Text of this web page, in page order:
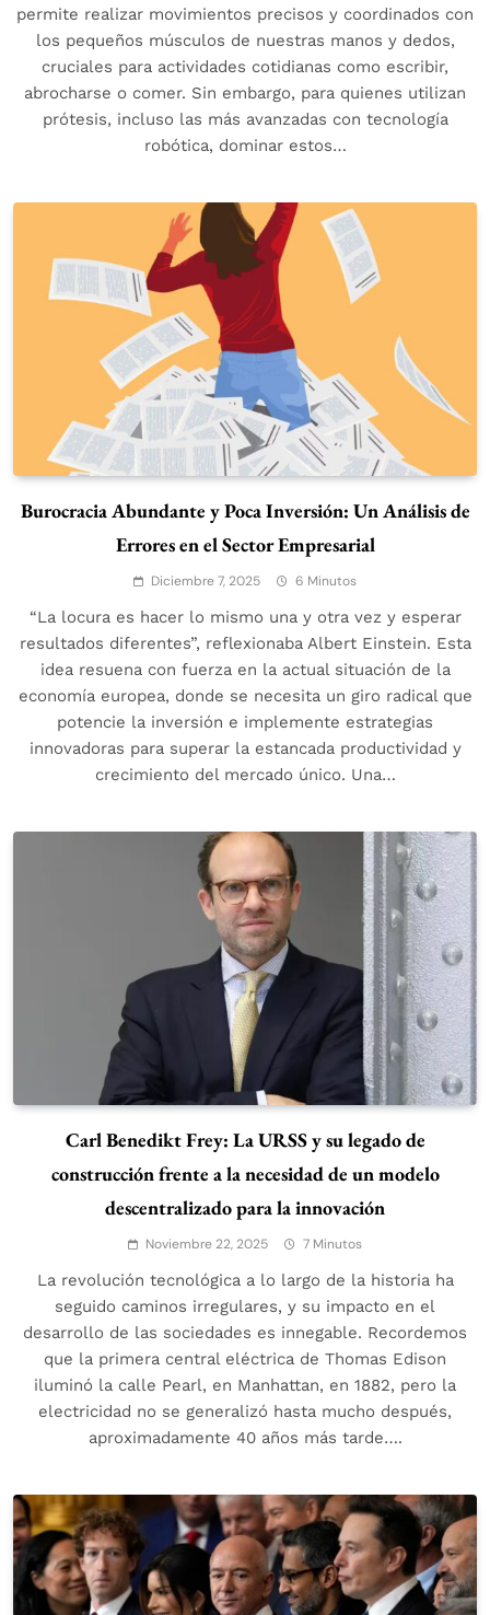
permite realizar movimientos precisos y coordinados con
los pequeños músculos de nuestras manos y dedos,
cruciales para actividades cotidianas como escribir,
abrocharse o comer. Sin embargo, para quienes utilizan
prótesis, incluso las más avanzadas con tecnología
robótica, dominar estos…
Burocracia Abundante y Poca Inversión: Un Análisis de
Errores en el Sector Empresarial
Diciembre 7, 2025 6 Minutos
“La locura es hacer lo mismo una y otra vez y esperar
resultados diferentes”, reflexionaba Albert Einstein. Esta
idea resuena con fuerza en la actual situación de la
economía europea, donde se necesita un giro radical que
potencie la inversión e implemente estrategias
innovadoras para superar la estancada productividad y
crecimiento del mercado único. Una…
Carl Benedikt Frey: La URSS y su legado de
construcción frente a la necesidad de un modelo
descentralizado para la innovación
Noviembre 22, 2025 7 Minutos
La revolución tecnológica a lo largo de la historia ha
seguido caminos irregulares, y su impacto en el
desarrollo de las sociedades es innegable. Recordemos
que la primera central eléctrica de Thomas Edison
iluminó la calle Pearl, en Manhattan, en 1882, pero la
electricidad no se generalizó hasta mucho después,
aproximadamente 40 años más tarde….